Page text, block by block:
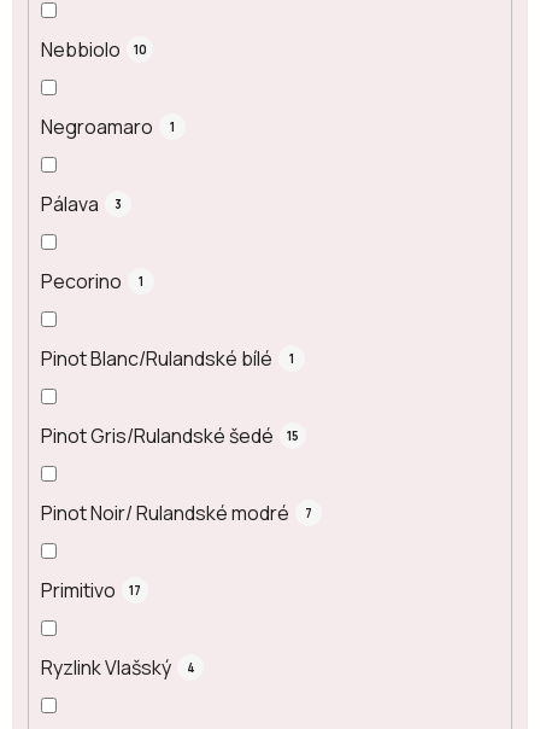
Nebbiolo 10
Negroamaro 1
Pálava 3
Pecorino 1
Pinot Blanc/Rulandské bílé 1
Pinot Gris/Rulandské šedé 15
Pinot Noir/ Rulandské modré 7
Primitivo 17
Ryzlink Vlašský 4